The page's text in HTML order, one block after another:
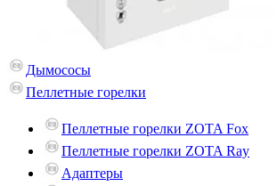
Дымососы
Пеллетные горелки
Пеллетные горелки ZOTA Fox
Пеллетные горелки ZOTA Ray
Адаптеры